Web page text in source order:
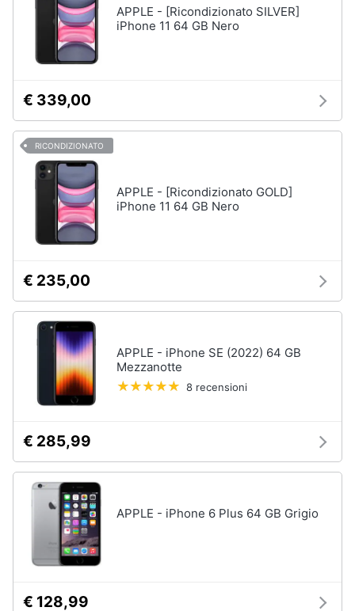
APPLE - [Ricondizionato SILVER]
iPhone 11 64 GB Nero
€ 339,00
RICONDIZIONATO
APPLE - [Ricondizionato GOLD]
iPhone 11 64 GB Nero
€ 235,00
APPLE - iPhone SE (2022) 64 GB
Mezzanotte
8 recensioni
€ 285,99
APPLE - iPhone 6 Plus 64 GB Grigio
€ 128,99